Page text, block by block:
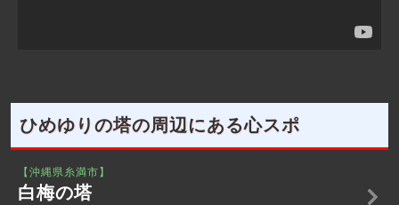
ひめゆりの塔の周辺にある心スポ
【沖縄県糸満市】
白梅の塔